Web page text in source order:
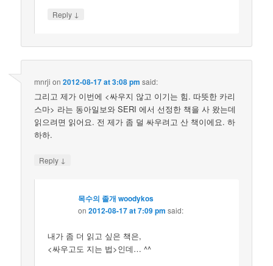
Reply ↓
mnrji on2012-08-17 at 3:08 pm said:
그리고 제가 이번에 <싸우지 않고 이기는 힘. 따뜻한 카리
스마> 라는 동아일보와 SERI 에서 선정한 책을 사 왔는데
읽으려면 읽어요. 전 제가 좀 덜 싸우려고 산 책이에요. 하
하하.
Reply ↓
목수의 졸개 woodykos
on2012-08-17 at 7:09 pm said:
내가 좀 더 읽고 싶은 책은,
<싸우고도 지는 법>인데… ^^